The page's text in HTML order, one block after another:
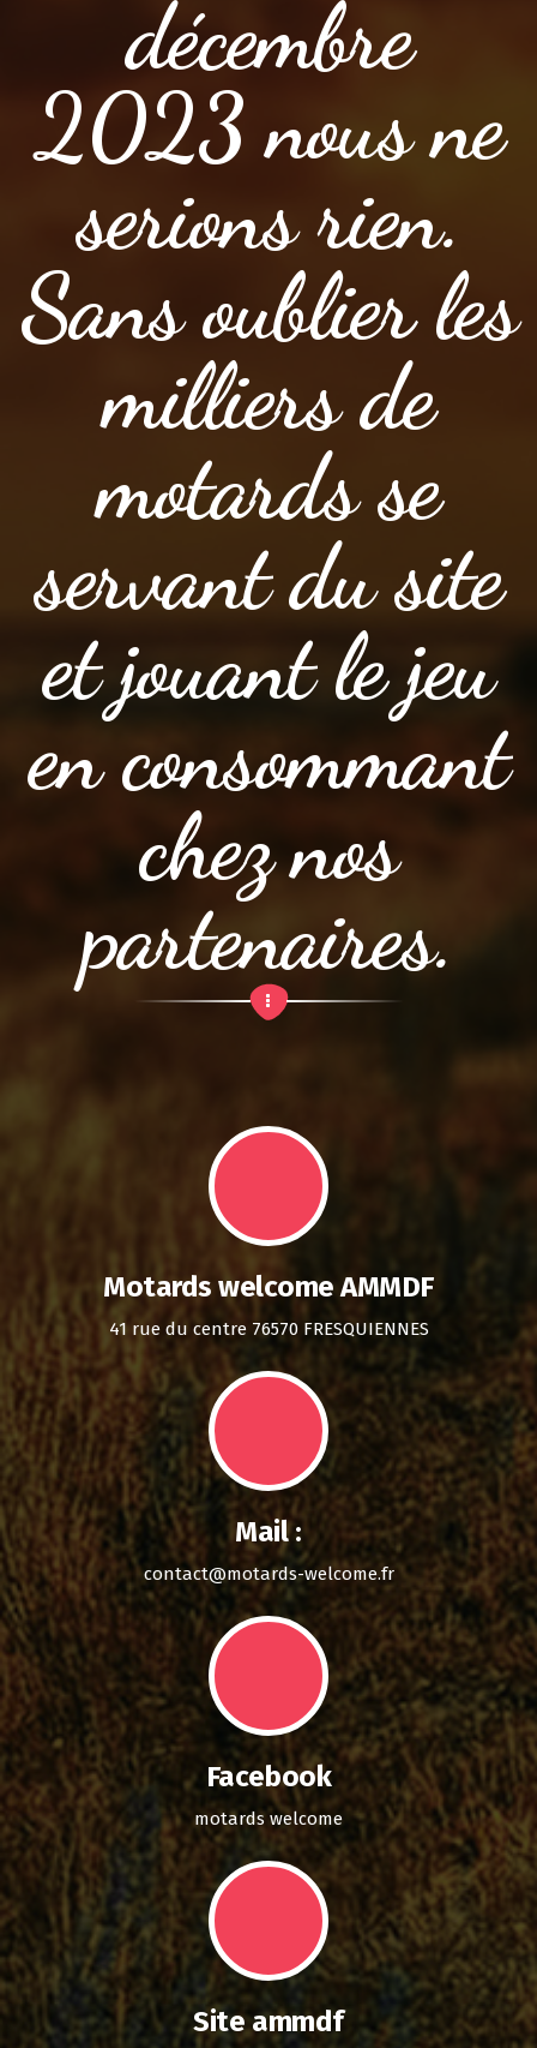
décembre
2023 nous ne
serions rien.
Sans oublier les
milliers de
motards se
servant du site
et jouant le jeu
en consommant
chez nos
partenaires.
Motards welcome AMMDF
41 rue du centre 76570 FRESQUIENNES
Mail :
contact@motards-welcome.fr
Facebook
motards welcome
Site ammdf